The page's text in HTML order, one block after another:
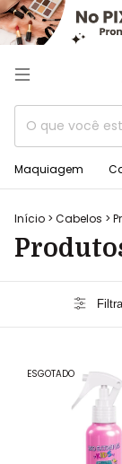
Maquiagem
Início > Cabelos >
ESGOTADO